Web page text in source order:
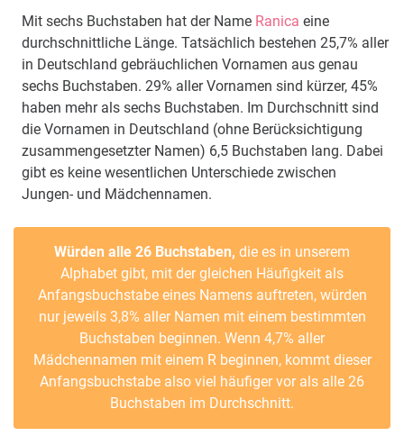
Mit sechs Buchstaben hat der Name Ranica eine
durchschnittliche Länge. Tatsächlich bestehen 25,7% aller
in Deutschland gebräuchlichen Vornamen aus genau
sechs Buchstaben. 29% aller Vornamen sind kürzer, 45%
haben mehr als sechs Buchstaben. Im Durchschnitt sind
die Vornamen in Deutschland (ohne Berücksichtigung
zusammengesetzter Namen) 6,5 Buchstaben lang. Dabei
gibt es keine wesentlichen Unterschiede zwischen
Jungen- und Mädchennamen.
Würden alle 26 Buchstaben, die es in unserem
Alphabet gibt, mit der gleichen Häufigkeit als
Anfangsbuchstabe eines Namens auftreten, würden
nur jeweils 3,8% aller Namen mit einem bestimmten
Buchstaben beginnen. Wenn 4,7% aller
Mädchennamen mit einem R beginnen, kommt dieser
Anfangsbuchstabe also viel häufiger vor als alle 26
Buchstaben im Durchschnitt.